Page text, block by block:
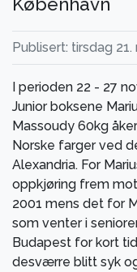
Publisert: tirsdag
I perioden 22 - 27
Junior boksene
Massoudy 60kg
Norske farger ved
Alexandria. For
oppkjøring frem
2001 mens det for
som venter i
Budapest for kort
desværre blitt syk